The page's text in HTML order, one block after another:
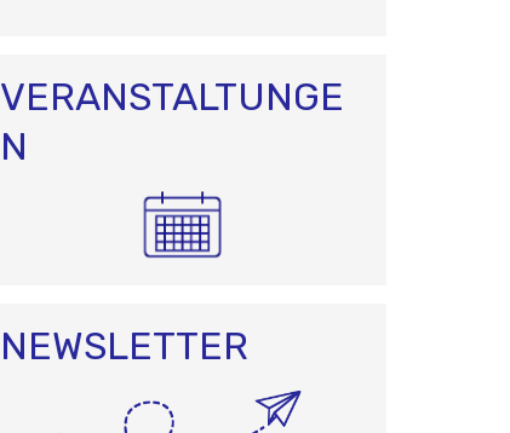
VERANSTALTUNGE
N
NEWSLETTER